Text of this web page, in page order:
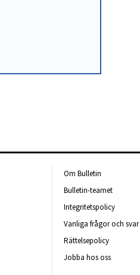
Om Bulletin
Bulletin-teamet
Integritetspolicy
Vanliga frågor och svar
Rättelsepolicy
Jobba hos oss